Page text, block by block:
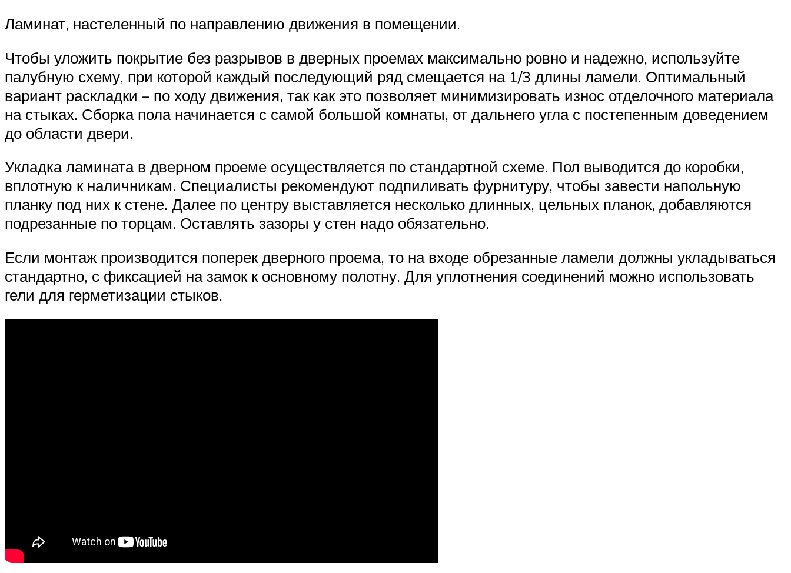
Ламинат, настеленный по направлению движения в помещении.
Чтобы уложить покрытие без разрывов в дверных проемах максимально ровно и надежно, используйте
палубную схему, при которой каждый последующий ряд смещается на 1/3 длины ламели. Оптимальный
вариант раскладки – по ходу движения, так как это позволяет минимизировать износ отделочного материала
на стыках. Сборка пола начинается с самой большой комнаты, от дальнего угла с постепенным доведением
до области двери.
Укладка ламината в дверном проеме осуществляется по стандартной схеме. Пол выводится до коробки,
вплотную к наличникам. Специалисты рекомендуют подпиливать фурнитуру, чтобы завести напольную
планку под них к стене. Далее по центру выставляется несколько длинных, цельных планок, добавляются
подрезанные по торцам. Оставлять зазоры у стен надо обязательно.
Если монтаж производится поперек дверного проема, то на входе обрезанные ламели должны укладываться
стандартно, с фиксацией на замок к основному полотну. Для уплотнения соединений можно использовать
гели для герметизации стыков.